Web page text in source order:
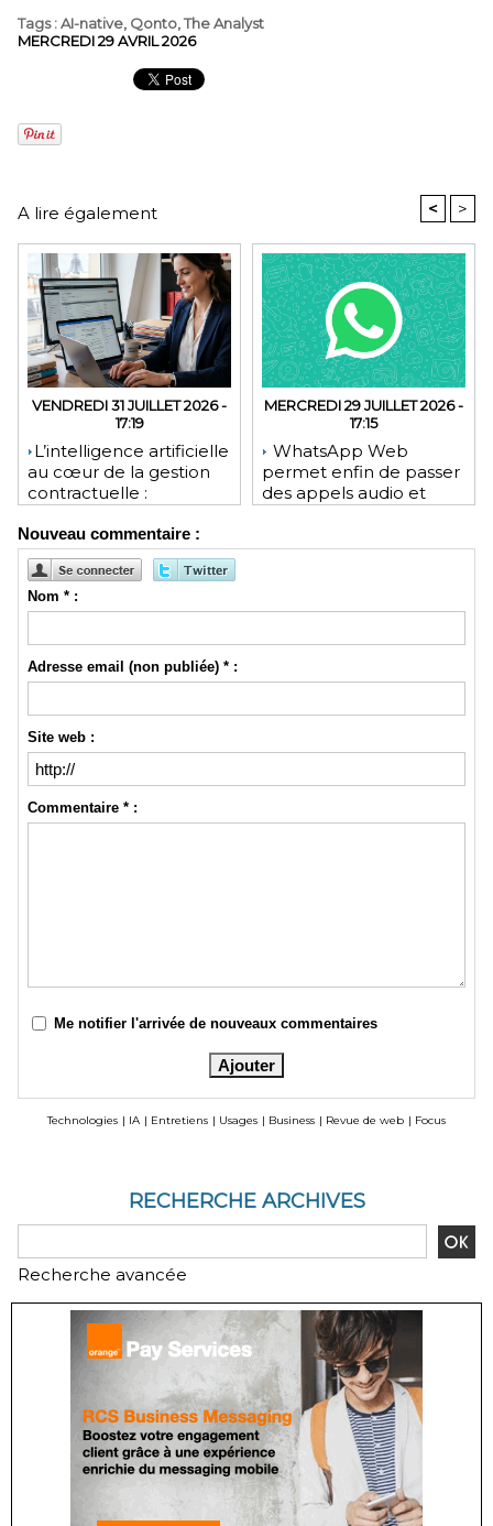
Tags:AI-native, Qonto,The Analyst
MERCREDI 29 AVRIL 2026
A lire également < >
VENDREDI 31 JUILLET 2026 -
17:19
​L’intelligence artificielle
au cœur de la gestion
contractuelle :
pour les juristes ?
MERCREDI 29 JUILLET 2026 -
17:15
WhatsApp Web
permet enfin de passer
des appels audio et
Nouveau commentaire :
Nom * :
Adresse email (non publiée) * :
Site web :
Commentaire * :
Me notifier l'arrivée de nouveaux commentaires
Technologies | IA | Entretiens | Usages | Business | Revue de web | Focus
RECHERCHE ARCHIVES
Recherche avancée